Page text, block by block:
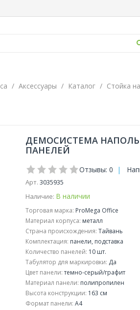
Аксессуары Каталог Стойка
ДЕМОСИСТЕМА
ПАНЕЛЕЙ
Отзывы: 0 |
Арт. 3035935
Наличие: В наличии
Торговая марка: ProMega Office
Материал корпуса: металл
Страна происхождения: Тайвань
Комплектация: панели, подставка
Количество панелей: 10 шт.
Табулятор для маркировки: Да
Цвет панели:темно-серый/графит
Материал панели: полипропилен
Высота конструкции: 163 см
Формат панели: А4